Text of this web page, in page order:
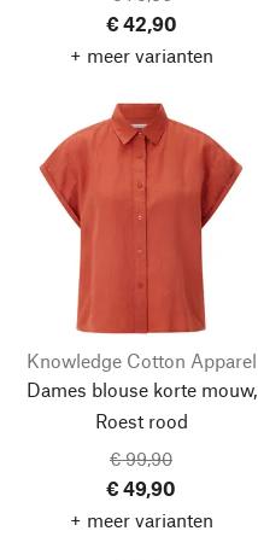
€ 42,90
+ meer varianten
Knowledge Cotton Apparel
Dames blouse korte mouw,
Roest rood
€ 99,90
€ 49,90
+ meer varianten